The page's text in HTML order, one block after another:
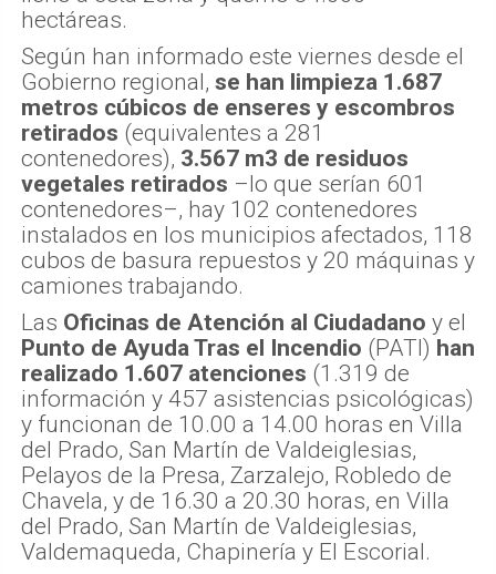
hectáreas.
Según han informado este viernes desde el
Gobierno regional, se han limpieza 1.687
metros cúbicos de enseres y escombros
retirados (equivalentes a 281
contenedores), 3.567 m3 de residuos
vegetales retirados –lo que serían 601
contenedores–, hay 102 contenedores
instalados en los municipios afectados, 118
cubos de basura repuestos y 20 máquinas y
camiones trabajando.
Las Oficinas de Atención al Ciudadano y el
Punto de Ayuda Tras el Incendio (PATI) han
realizado 1.607 atenciones (1.319 de
información y 457 asistencias psicológicas)
y funcionan de 10.00 a 14.00 horas en Villa
del Prado, San Martín de Valdeiglesias,
Pelayos de la Presa, Zarzalejo, Robledo de
Chavela, y de 16.30 a 20.30 horas, en Villa
del Prado, San Martín de Valdeiglesias,
Valdemaqueda, Chapinería y El Escorial.